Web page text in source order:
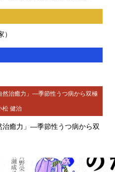
然治癒力」―季節性うつ病から双極
健治
治癒力」―季節性うつ病から双